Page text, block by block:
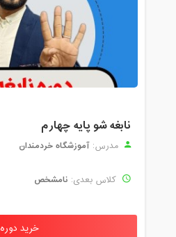
نابغه شو پایه چهارم
مدرس: آموزشگاه خردمندان
کلاس بعدی: نامشخص
خرید دوره